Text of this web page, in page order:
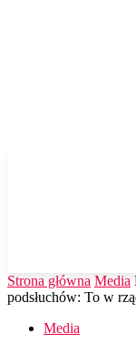
Strona główna Media
podsłuchów: To w
Media